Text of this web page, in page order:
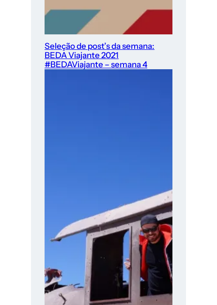
Seleção de post’s da semana:
BEDA Viajante 2021
#BEDAViajante – semana 4